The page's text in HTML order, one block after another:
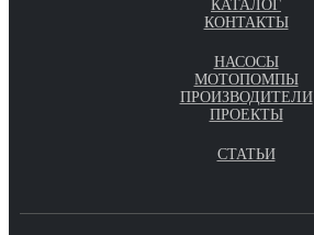
КАТАЛОГ
КОНТАКТЫ
НАСОСЫ
МОТОПОМПЫ
ПРОИЗВОДИТЕЛИ
ПРОЕКТЫ
СТАТЬИ